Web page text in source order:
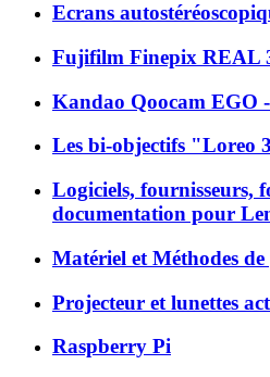
Ecrans
Fujifilm Finepix REAL
Kandao Qoocam EGO
Les bi-objectifs "Loreo
Logiciels, fournisseurs,
documentation pour
Matériel et Méthodes de
Projecteur et lunettes
Raspberry Pi